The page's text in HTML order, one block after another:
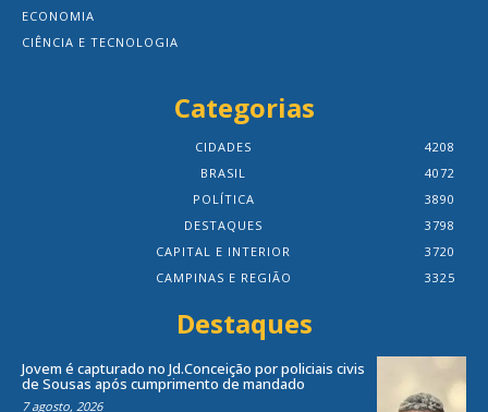
ECONOMIA
CIÊNCIA E TECNOLOGIA
Categorias
CIDADES
4208
BRASIL
4072
POLÍTICA
3890
DESTAQUES
3798
CAPITAL E INTERIOR
3720
CAMPINAS E REGIÃO
3325
Destaques
Jovem é capturado no Jd.Conceição por policiais civis
de Sousas após cumprimento de mandado
7 agosto, 2026